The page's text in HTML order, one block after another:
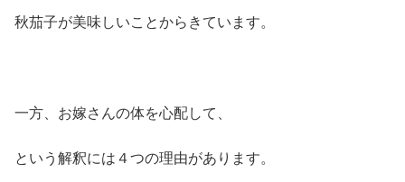
秋茄子が美味しいことからきています。
一方、お嫁さんの体を心配して、
という解釈には４つの理由があります。